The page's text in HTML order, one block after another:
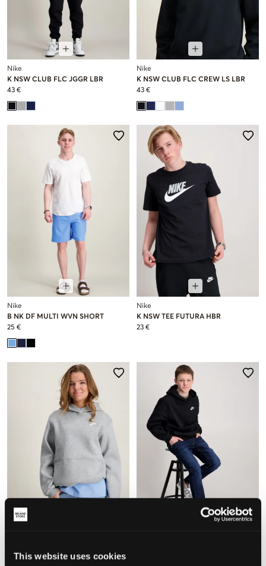
This website uses cookies
Nike
K NSW CLUB FLC JGGR LBR
43 €
Nike
K NSW CLUB FLC CREW LS LBR
43 €
Nike
B NK DF MULTI WVN SHORT
25 €
Nike
K NSW TEE FUTURA HBR
23 €
K NSW CLUB FLC HDY LBR